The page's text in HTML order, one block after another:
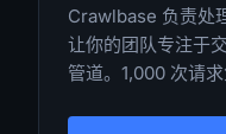
Crawlbase 负责处
让你的团队专注于
管道。1,000 次请